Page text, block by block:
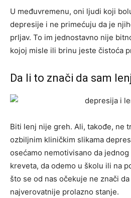
U međuvremenu, oni ljudi koji
depresije i ne primećuju da je
prljav. To im jednostavno nije
kojoj misle ili brinu jeste čistoća
Da li to znači da sam
Biti lenj nije greh. Ali, takođe, ne
ozbiljnim kliničkim slikama
osećamo nemotivisano da
kreveta, da odemo u školu ili na
što se od nas očekuje ne znači
najverovatnije prolazno stanje.